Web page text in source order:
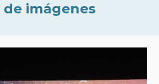
de imágenes